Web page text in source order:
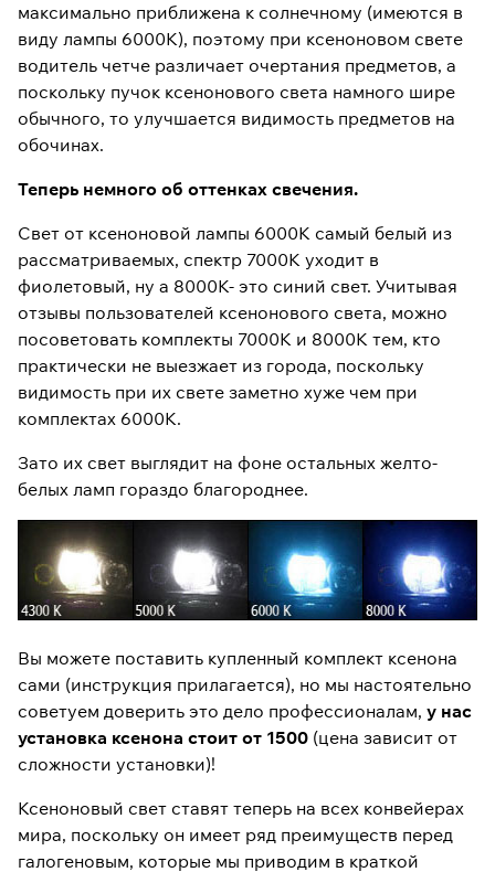
максимально приближена к солнечному (имеются в
виду лампы 6000К), поэтому при ксеноновом свете
водитель четче различает очертания предметов, а
поскольку пучок ксенонового света намного шире
обычного, то улучшается видимость предметов на
обочинах.
Теперь немного об оттенках свечения.
Свет от ксеноновой лампы 6000К самый белый из
рассматриваемых, спектр 7000К уходит в
фиолетовый, ну а 8000К- это синий свет. Учитывая
отзывы пользователей ксенонового света, можно
посоветовать комплекты 7000К и 8000К тем, кто
практически не выезжает из города, поскольку
видимость при их свете заметно хуже чем при
комплектах 6000К.
Зато их свет выглядит на фоне остальных желто-
белых ламп гораздо благороднее.
Вы можете поставить купленный комплект ксенона
сами (инструкция прилагается), но мы настоятельно
советуем доверить это дело профессионалам, у нас
установка ксенона стоит от 1500 (цена зависит от
сложности установки)!
Ксеноновый свет ставят теперь на всех конвейерах
мира, поскольку он имеет ряд преимуществ перед
галогеновым, которые мы приводим в краткой